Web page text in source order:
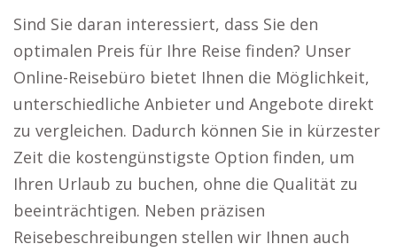
Sind Sie daran interessiert, dass Sie den
optimalen Preis für Ihre Reise finden? Unser
Online-Reisebüro bietet Ihnen die Möglichkeit,
unterschiedliche Anbieter und Angebote direkt
zu vergleichen. Dadurch können Sie in kürzester
Zeit die kostengünstigste Option finden, um
Ihren Urlaub zu buchen, ohne die Qualität zu
beeinträchtigen. Neben präzisen
Reisebeschreibungen stellen wir Ihnen auch